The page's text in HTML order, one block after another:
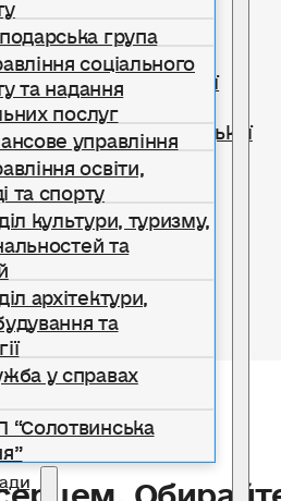
група
соціального
та надання
послуг
управління
освіти,
та спорту
культури, туризму,
та
архітектури,
та
у справах
“Солотвинська
Положення про
окремими
комунальної
тимчасових
підприємницької
Солотвинської
громади